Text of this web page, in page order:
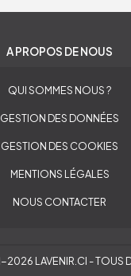
A PROPOS DE NOUS
QUI SOMMES NOUS ?
GESTION DES DONNÉES
GESTION DES COOKIES
MENTIONS LÉGALES
NOUS CONTACTER
LAVENIR.CI - TOUS